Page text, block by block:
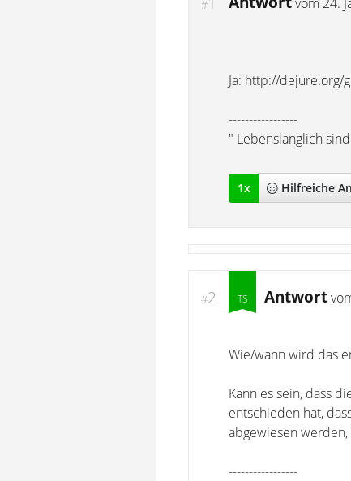
#
Ja: http://dejure.org/
-----------------
" Lebenslänglich
1x Hilfreiche
#2 Antwort
Wie/wann wird das
Kann es sein, dass
entschieden hat,
abgewiesen
-----------------